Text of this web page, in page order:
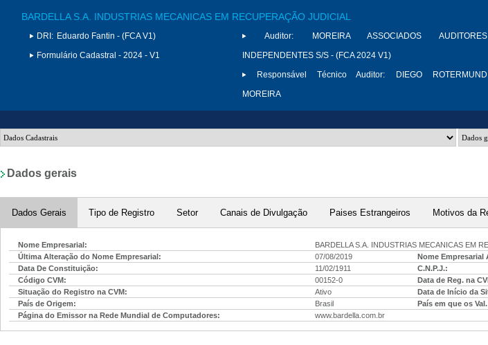
BARDELLA S.A. INDUSTRIAS MECANICAS EM RECUPERAÇÃO JUDICIAL
DRI: Eduardo Fantin - (FCA V1)
Formulário Cadastral - 2024 - V1
Auditor:
MOREIRA ASSOCIADOS AUDITORES
INDEPENDENTES S/S - (FCA 2024 V1)
Responsável Técnico Auditor:
DIEGO ROTERMUND
MOREIRA